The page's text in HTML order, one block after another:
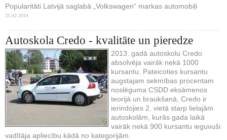
Popularitāti Latvijā saglabā „Volkswagen“ markas automobiļi
25.02.2014.
Autoskola Credo - kvalitāte un pieredze
2013. gadā autoskolu Credo
absolvēja vairāk nekā 1000
kursantu. Pateicoties kursantu
augstajam sekmības procentam
noslēguma CSDD eksāmenos
teorijā un braukšanā, Credo ir
ierindojies 2. vietā starp lielajām
autoskolām, kurās gada laikā
vairāk nekā 900 kursantu ieguvuši
vadītāja apliecību kādā no kategorijām.